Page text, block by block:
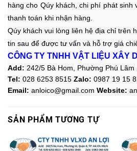
hàng cho Qúy khách, chi phí phát sinh
thanh toán khi nhận hàng.
Qúy khách vui lòng liên hệ địa chỉ trên
tin sau để được tư vấn và hỗ trợ giá
CÔNG TY TNHH VẬT LIỆU XÂY
Add: 242/5 Bà Hom, Phường Phú
Tel: 028 6253 8515 Zalo: 0987 19 15
Email: anloico@gmail.com Website:
SẢN PHẨM TƯƠNG TỰ